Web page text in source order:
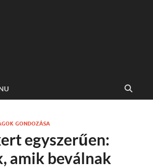
GONDOZÁSA
egyszerűen:
amik beválnak